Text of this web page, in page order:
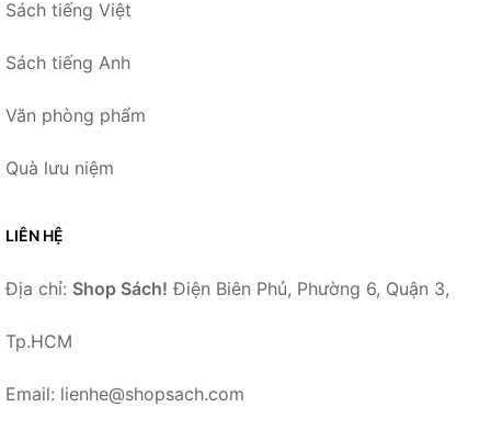
Sách tiếng Việt
Sách tiếng Anh
Văn phòng phẩm
Quà lưu niệm
LIÊN HỆ
Địa chỉ: Shop Sách! Điện Biên Phủ, Phường 6, Quận 3,
Tp.HCM
Email: lienhe@shopsach.com